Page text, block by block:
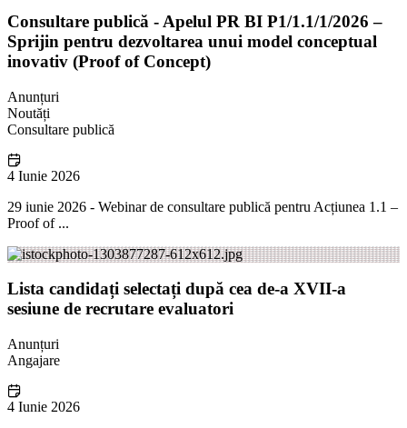
Consultare publică - Apelul PR BI P1/1.1/1/2026 –
Sprijin pentru dezvoltarea unui model conceptual
inovativ (Proof of Concept)
Anunțuri
Noutăți
Consultare publică
4 Iunie 2026
29 iunie 2026 - Webinar de consultare publică pentru Acțiunea 1.1 –
Proof of ...
Lista candidați selectați după cea de-a XVII-a
sesiune de recrutare evaluatori
Anunțuri
Angajare
4 Iunie 2026